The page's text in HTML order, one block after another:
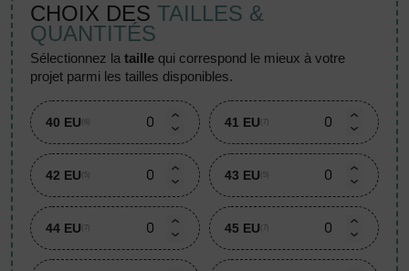
CHOIX DES TAILLES &
QUANTITÉS
sélectionnez lataille qui correspond le mieux à votre
projet parmi les tailles disponibles.
40 EU 41 EU (7)
42 EU (5) 43 EU (5)
44 EU (7) 45 EU (7)